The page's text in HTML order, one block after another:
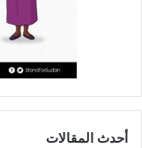
أحدث المقالات